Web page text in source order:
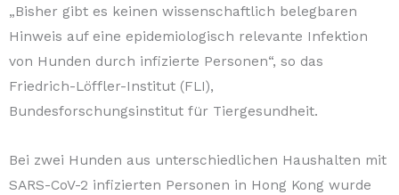
„Bisher gibt es keinen wissenschaftlich belegbaren
Hinweis auf eine epidemiologisch relevante Infektion
von Hunden durch infizierte Personen“, so das
Friedrich-Löffler-Institut (FLI),
Bundesforschungsinstitut für Tiergesundheit.
Bei zwei Hunden aus unterschiedlichen Haushalten mit
SARS-CoV-2 infizierten Personen in Hong Kong wurde